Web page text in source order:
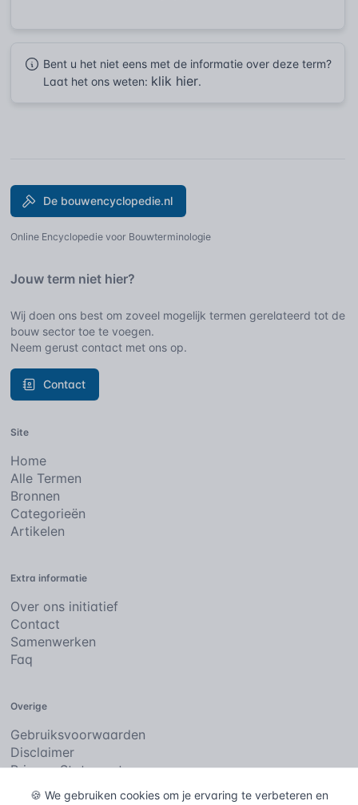
Bent u het niet eens met de informatie over deze term?
Laat het ons weten: klik hier.
De bouwencyclopedie.nl
Online Encyclopedie voor Bouwterminologie
Jouw term niet hier?
Wij doen ons best om zoveel mogelijk termen gerelateerd tot de
bouw sector toe te voegen.
Neem gerust contact met ons op.
Contact
Site
Home
Alle Termen
Bronnen
Categorieën
Artikelen
Extra informatie
Over ons initiatief
Contact
Samenwerken
Faq
Overige
Gebruiksvoorwaarden
Disclaimer
Privacy Statement
Cookies
🍪 We gebruiken cookies om je ervaring te verbeteren en